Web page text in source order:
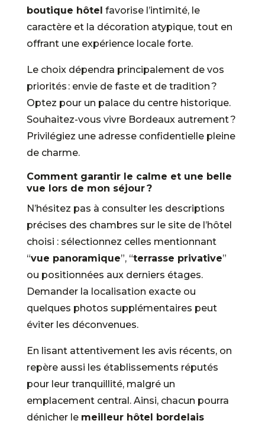
boutique hôtel favorise l’intimité, le
caractère et la décoration atypique, tout en
offrant une expérience locale forte.
Le choix dépendra principalement de vos
priorités : envie de faste et de tradition ?
Optez pour un palace du centre historique.
Souhaitez-vous vivre Bordeaux autrement ?
Privilégiez une adresse confidentielle pleine
de charme.
Comment garantir le calme et une belle
vue lors de mon séjour ?
N’hésitez pas à consulter les descriptions
précises des chambres sur le site de l’hôtel
choisi : sélectionnez celles mentionnant
“vue panoramique”, “terrasse privative”
ou positionnées aux derniers étages.
Demander la localisation exacte ou
quelques photos supplémentaires peut
éviter les déconvenues.
En lisant attentivement les avis récents, on
repère aussi les établissements réputés
pour leur tranquillité, malgré un
emplacement central. Ainsi, chacun pourra
dénicher le meilleur hôtel bordelais